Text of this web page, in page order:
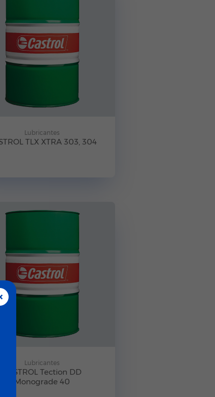
Lubricantes
TLX XTRA 303, 304
Lubricantes
CASTROL Tection DD
Monograde 40